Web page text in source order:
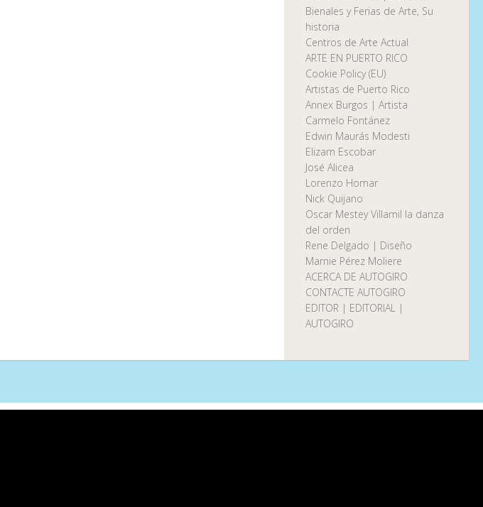
Bienales y Ferias de Arte, Su
historia
Centros de Arte Actual
ARTE EN PUERTO RICO
Cookie Policy (EU)
Artistas de Puerto Rico
Annex Burgos | Artista
Carmelo Fontánez
Edwin Maurás Modesti
Elizam Escobar
José Alicea
Lorenzo Homar
Nick Quijano
Oscar Mestey Villamil la danza
del orden
Rene Delgado | Diseño
Marnie Pérez Moliere
ACERCA DE AUTOGIRO
CONTACTE AUTOGIRO
EDITOR | EDITORIAL |
AUTOGIRO